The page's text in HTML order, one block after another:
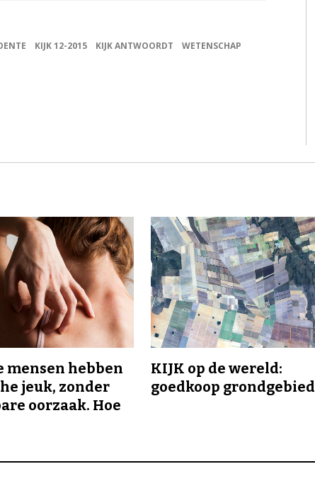
KIJK 12-2015 KIJK ANTWOORDT WETENSCHAP
mensen hebben
jeuk, zonder
oorzaak. Hoe
KIJK op de wereld:
goedkoop grondgebied